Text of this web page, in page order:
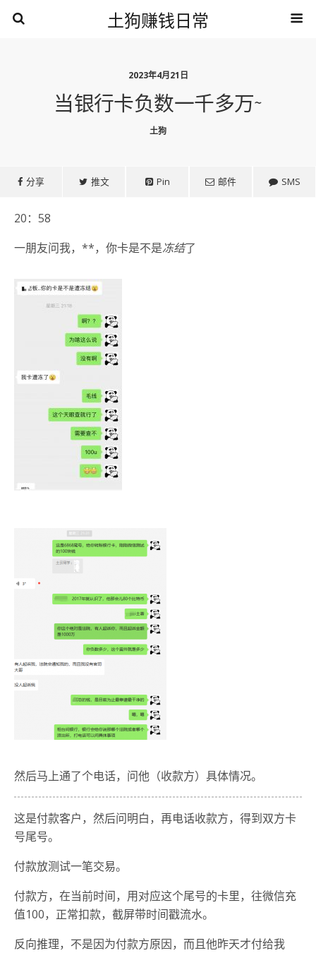
土狗赚钱日常
2023年4月21日
当银行卡负数一千多万~
土狗
分享 推文 Pin 邮件 SMS
20：58
一朋友问我，**，你卡是不是冻结了
然后马上通了个电话，问他（收款方）具体情况。
这是付款客户，然后问明白，再电话收款方，得到双方卡
号尾号。
付款放测试一笔交易。
付款方，在当前时间，用对应这个尾号的卡里，往微信充
值100，正常扣款，截屏带时间戳流水。
反向推理，不是因为付款方原因，而且他昨天才付给我